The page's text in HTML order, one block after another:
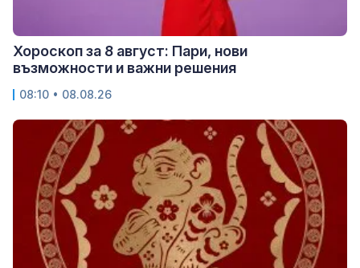
Хороскоп за 8 август: Пари, нови
възможности и важни решения
08:10 • 08.08.26